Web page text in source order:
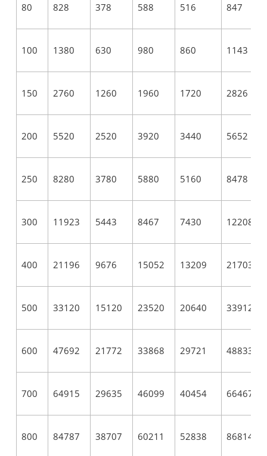
80 828 378 588 516 847
100 1380 630 980 860 1143
150 2760 1260 1960 1720 2826
200 5520 2520 3920 3440 5652
250 8280 3780 5880 5160 8478
300 11923 5443 8467 7430 12208
400 21196 9676 15052 13209 21703
500 33120 15120 23520 20640 33912
600 47692 21772 33868 29721 48833
700 64915 29635 46099 40454 66467
800 84787 38707 60211 52838 86814